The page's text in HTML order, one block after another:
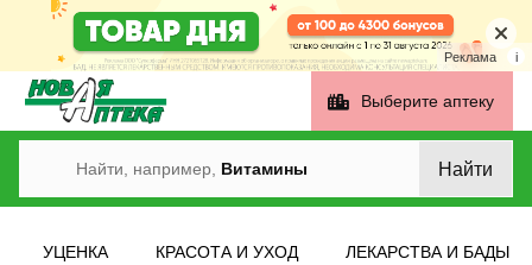
Реклама i
Выберите аптеку
Найти, например, Витамины Найти
УЦЕНКА КРАСОТА И УХОД ЛЕКАРСТВА И БАДЫ